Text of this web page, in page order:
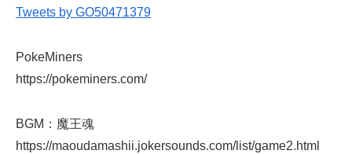
Tweets by GO50471379
PokeMiners
https://pokeminers.com/
BGM：魔王魂
https://maoudamashii.jokersounds.com/list/game2.html